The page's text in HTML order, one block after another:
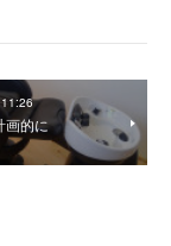
画的に